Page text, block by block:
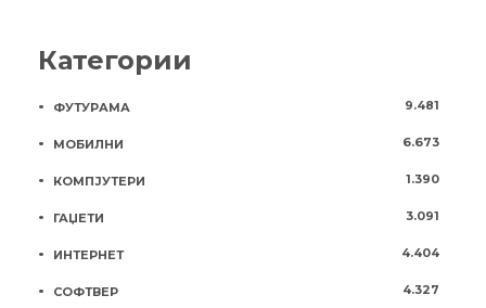
Категории
ФУТУРАМА 9.481
МОБИЛНИ 6.673
КОМПЈУТЕРИ 1.390
ГАЏЕТИ 3.091
ИНТЕРНЕТ 4.404
СОФТВЕР 4.327